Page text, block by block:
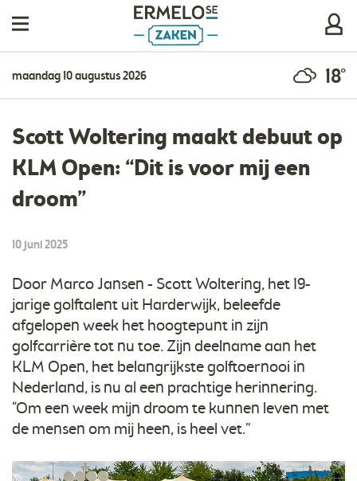
maandag 10 augustus 2026 18°
Scott Woltering maakt debuut op
KLM Open: “Dit is voor mij een
droom”
10 juni 2025
Door Marco Jansen - Scott Woltering, het 19-
jarige golftalent uit Harderwijk, beleefde
afgelopen week het hoogtepunt in zijn
golfcarrière tot nu toe. Zijn deelname aan het
KLM Open, het belangrijkste golftoernooi in
Nederland, is nu al een prachtige herinnering.
“Om een week mijn droom te kunnen leven met
de mensen om mij heen, is heel vet.”